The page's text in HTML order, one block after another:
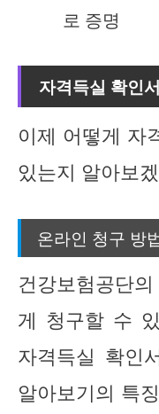
로 증명
자격득실 확인
이제 어떻게 자
있는지 알아보
온라인 청구 방
건강보험공단
게 청구할 수
자격득실 확인
알아보기의 특